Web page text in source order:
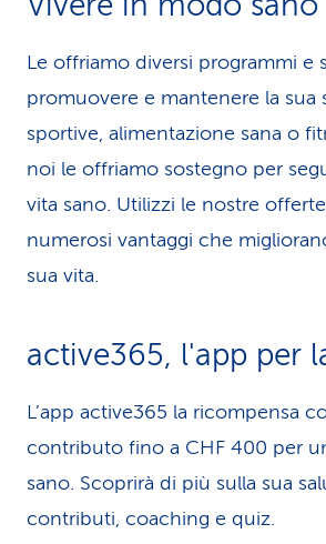
t
d
i
s
v
i
z
i
Le offriamo diversi programmi e
promuovere e mantenere la sua
sportive, alimentazione sana o
noi le offriamo sostegno per
vita sano. Utilizzi le nostre
numerosi vantaggi che
sua vita.
active365, l'app per
L’app active365 la ricompensa
contributo fino a CHF 400 per
sano. Scoprirà di più sulla sua
contributi, coaching e quiz.